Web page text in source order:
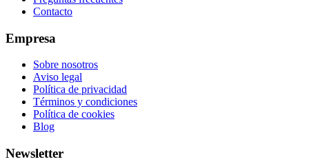
Contacto
Empresa
Sobre nosotros
Aviso legal
Política de privacidad
Términos y condiciones
Política de cookies
Blog
Newsletter